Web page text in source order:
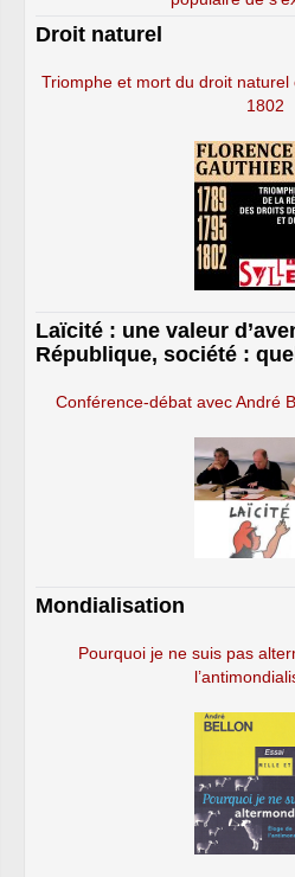
Droit naturel
Triomphe et mort du droit
1802
Laïcité : une valeur
République, société :
Conférence-débat avec André
Mondialisation
Pourquoi je ne suis pas